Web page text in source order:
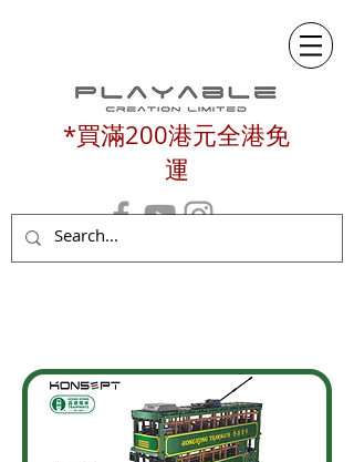
*買滿200港元全港免
運